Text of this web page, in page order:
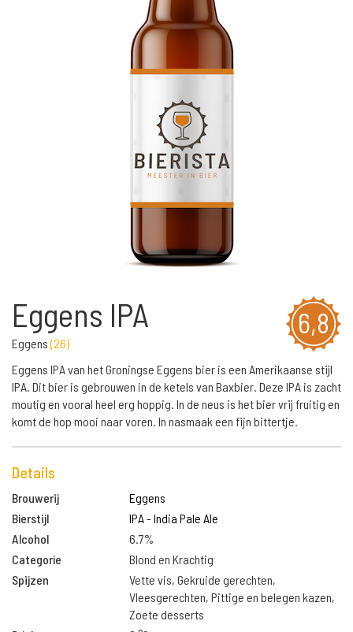
6,8
Eggens IPA
Eggens(26)
Eggens IPA van het Groningse Eggens bier is een Amerikaanse stijl
IPA. Dit bier is gebrouwen in de ketels van Baxbier. Deze IPA is zacht
moutig en vooral heel erg hoppig. In de neus is het bier vrij fruitig en
komt de hop mooi naar voren. In nasmaak een fijn bittertje.
Details
Brouwerij
Eggens
Bierstijl
IPA - India Pale Ale
Alcohol
6.7%
Categorie
Blond en Krachtig
Spijzen
Vette vis, Gekruide gerechten,
Vleesgerechten, Pittige en belegen kazen,
Zoete desserts